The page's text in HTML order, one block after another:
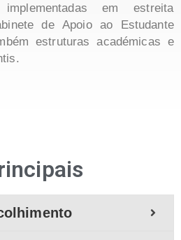
em estreita
de Apoio ao Estudante
estruturas académicas e